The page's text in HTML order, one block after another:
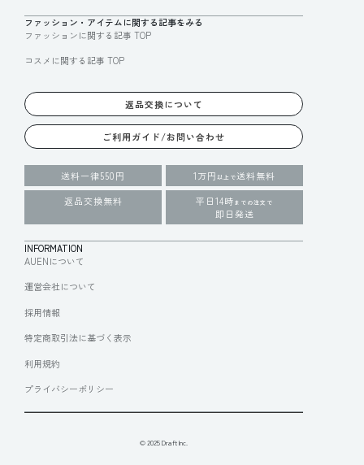
ファッション・アイテムに関する記事をみる
ファッションに関する記事 TOP
コスメに関する記事 TOP
返品交換について
ご利用ガイド/お問い合わせ
送料一律550円 1万円 以上で送料無料
返品交換無料
平日14時 までの注文で
即日発送
INFORMATION
AUENについて
運営会社について
採用情報
特定商取引法に基づく表示
利用規約
プライバシーポリシー
© 2025 Draft Inc.